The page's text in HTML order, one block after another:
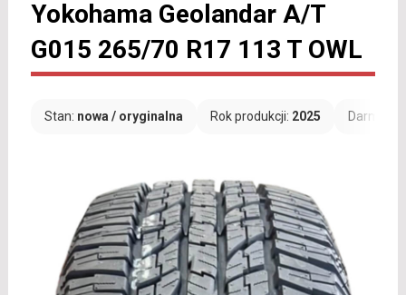
Yokohama Geolandar A/T
G015 265/70 R17 113 T OWL
Stan: nowa / oryginalna Rok produkcji: 2025